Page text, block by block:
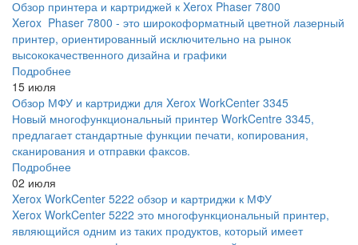
Обзор принтера и картриджей к Xerox Phaser 7800
Xerox Phaser 7800 - это широкоформатный цветной лазерный
принтер, ориентированный исключительно на рынок
высококачественного дизайна и графики
Подробнее
15 июля
Обзор МФУ и картриджи для Xerox WorkCenter 3345
Новый многофункциональный принтер WorkCentre 3345,
предлагает стандартные функции печати, копирования,
сканирования и отправки факсов.
Подробнее
02 июля
Xerox WorkCenter 5222 обзор и картриджи к МФУ
Xerox WorkCenter 5222 это многофункциональный принтер,
являющийся одним из таких продуктов, который имеет